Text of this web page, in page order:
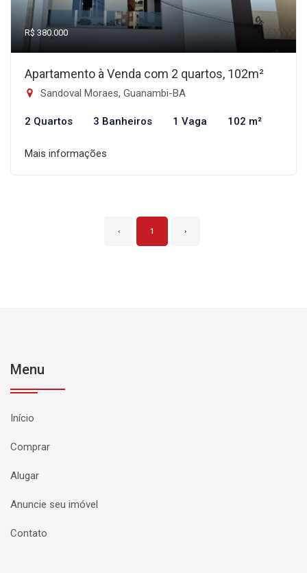
R$ 380.000
Apartamento à Venda com 2 quartos, 102m²
Sandoval Moraes, Guanambi-BA
2 Quartos 3 Banheiros 1 Vaga 102 m²
Mais informações
‹ 1 ›
Menu
Início
Comprar
Alugar
Anuncie seu imóvel
Contato